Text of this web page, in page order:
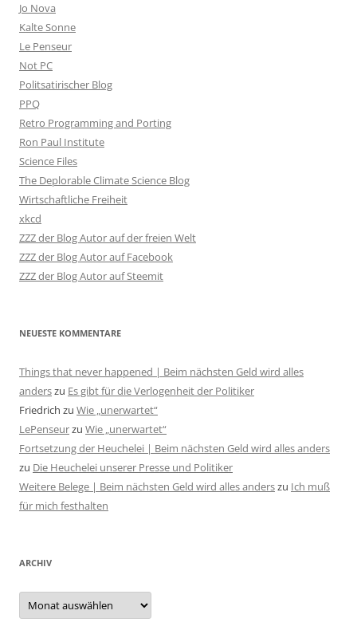
Jo Nova
Kalte Sonne
Le Penseur
Not PC
Politsatirischer Blog
PPQ
Retro Programming and Porting
Ron Paul Institute
Science Files
The Deplorable Climate Science Blog
Wirtschaftliche Freiheit
xkcd
ZZZ der Blog Autor auf der freien Welt
ZZZ der Blog Autor auf Facebook
ZZZ der Blog Autor auf Steemit
NEUESTE KOMMENTARE
Things that never happened | Beim nächsten Geld wird alles
anderszu Es gibt für die Verlogenheit der Politiker
Friedrich zu Wie „unerwartet“
LePenseurzu Wie „unerwartet“
Fortsetzung der Heuchelei | Beim nächsten Geld wird alles anders
zu Die Heuchelei unserer Presse und Politiker
Weitere Belege | Beim nächsten Geld wird alles anderszu Ich muß
für mich festhalten
ARCHIV
Archiv